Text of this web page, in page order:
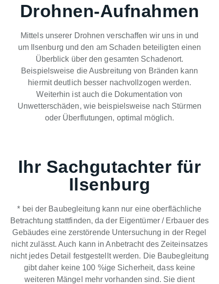
Drohnen-Aufnahmen
Mittels unserer Drohnen verschaffen wir uns in und
um Ilsenburg und den am Schaden beteiligten einen
Überblick über den gesamten Schadenort.
Beispielsweise die Ausbreitung von Bränden kann
hiermit deutlich besser nachvollzogen werden.
Weiterhin ist auch die Dokumentation von
Unwetterschäden, wie beispielsweise nach Stürmen
oder Überflutungen, optimal möglich.
Ihr Sachgutachter für
Ilsenburg
* bei der Baubegleitung kann nur eine oberflächliche
Betrachtung stattfinden, da der Eigentümer / Erbauer des
Gebäudes eine zerstörende Untersuchung in der Regel
nicht zulässt. Auch kann in Anbetracht des Zeiteinsatzes
nicht jedes Detail festgestellt werden. Die Baubegleitung
gibt daher keine 100 %ige Sicherheit, dass keine
weiteren Mängel mehr vorhanden sind. Sie dient